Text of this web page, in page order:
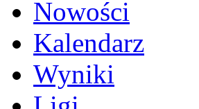
Nowości
Kalendarz
Wyniki